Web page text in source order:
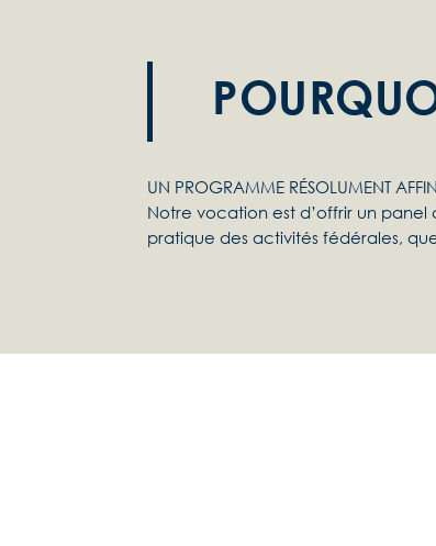
UN PROGRAMME RÉSOLUMENT
Notre vocation est d’offrir un panel
pratique des activités fédérales,